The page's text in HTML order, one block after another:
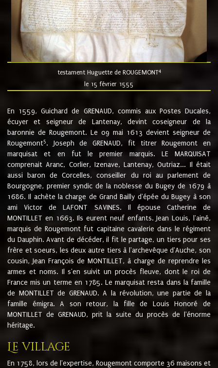
testament Huguette de ROUGEMONT4
le 15 février 1555
En 1559, Guichard de GRENAUD, commis aux Postes Ducales,
écuyer et seigneur de Lantenay, devint coseigneur de la
baronnie de Rougemont. Le 09 mai 1613 devient seigneur de
Rougemont5. Joseph de GRENAUD, fit titrer Rougemont en
marquisat et en fut le premier marquis. LE MARQUISAT
comprenait Aranc, Corlier, Izenave, Lantenay, Outriaz... Il était
aussi baron de Corcelles, conseiller du roi au parlement de
Bourgogne, premier syndic de la noblesse du Bugey de 1679 à
1686. Il achète la charge de Grand Bailly d'épée du Bugey à son
ami Victor de LAFONT SAVINES. Il épouse Catherine de
MONTILLET en 1663. Ils eurent neuf enfants. Jean Louis, l'ainé,
marquis de Rougemont fut capitaine cavalerie dans le régiment
du Dauphin. Avant de décéder, il fit le partage, un tiers pour ses
frère et soeurs, les deux autre tiers à l'archevêque d'Auche, son
cousin, Jean François de MONTILLET, à charge de reprendre les
armes et noms. Il s'en suivit un procès fleuve, dont le roi de
France mis un terme en 1785. Le marquisat resta dans la famille
de MONTILLET de GRENAUD. A la révolution, une partie de la
famille émigra. A son retour, la fille de Louis Honoré de
MONTILLET de GRENAUD, prit la suite du procès de l'énorme
héritage.
Le village
En 1758, lors de l'expertise, Rougemont comporte 36 maisons et